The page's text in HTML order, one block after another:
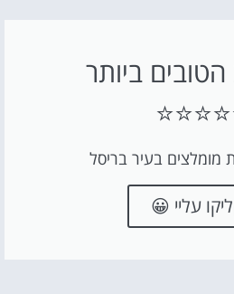
ביותר
מומלצים בעיר בריסל
עליי 😀